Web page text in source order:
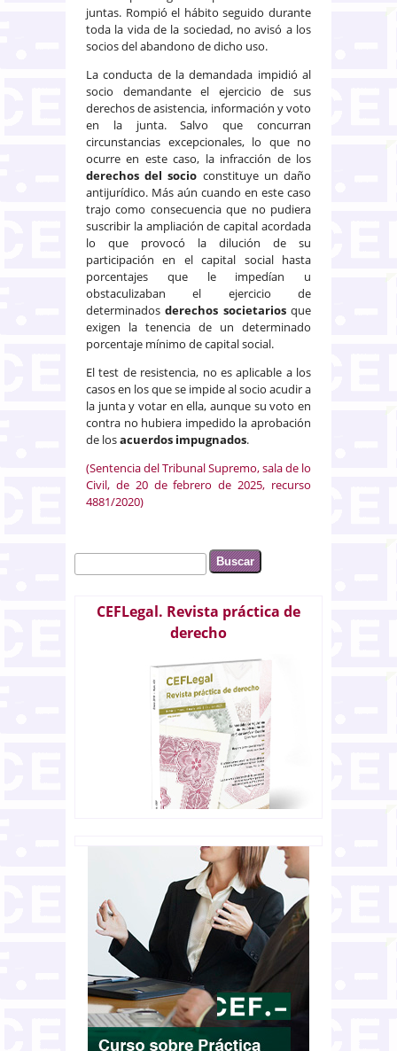
juntas. Rompió el hábito seguido durante
toda la vida de la sociedad, no avisó a los
socios del abandono de dicho uso.
La conducta de la demandada impidió al
socio demandante el ejercicio de sus
derechos de asistencia, información y voto
en la junta. Salvo que concurran
circunstancias excepcionales, lo que no
ocurre en este caso, la infracción de los
derechos del socio constituye un daño
antijurídico. Más aún cuando en este caso
trajo como consecuencia que no pudiera
suscribir la ampliación de capital acordada
lo que provocó la dilución de su
participación en el capital social hasta
porcentajes que le impedían u
obstaculizaban el ejercicio de
determinadosderechos societariosque
exigen la tenencia de un determinado
porcentaje mínimo de capital social.
El test de resistencia, no es aplicable a los
casos en los que se impide al socio acudir a
la junta y votar en ella, aunque su voto en
contra no hubiera impedido la aprobación
de losacuerdos impugnados.
(Sentencia del Tribunal Supremo, sala de lo
Civil, de 20 de febrero de 2025, recurso
4881/2020)
Formulario de búsqueda
Buscar
CEFLegal. Revista práctica de
derecho